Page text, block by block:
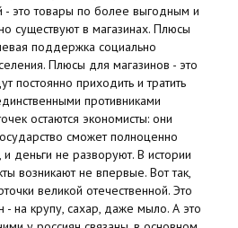
- это товары по более выгодным и
существуют в магазинах. Плюсы
поддержка социально
Плюсы для магазинов - это
постоянно приходить и тратить
противниками
остаются экономисты: они
сможет полноценно
деньги не разворуют. В истории
возникают не впервые. Вот так,
великой отечественной. Это
- на крупу, сахар, даже мыло. А это